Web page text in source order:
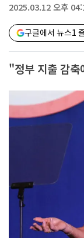
2025.03.12 오후
구글에서 뉴스1
"정부 지출 감축